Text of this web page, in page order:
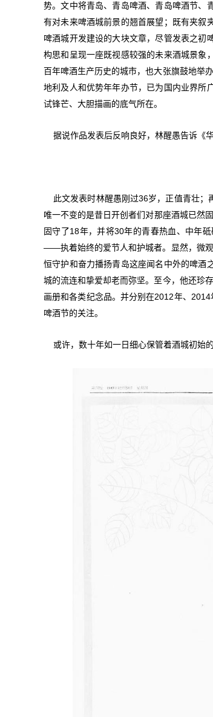
势。文中将青岛、青岛啤酒、青岛啤酒节、
有对未来啤酒城前景的翘首展望；既有夹叙
啤酒城开发建设的大块文章，尽管发表之初
构思和呈现一座既视感较强的未来酒城景象
百年啤酒生产历史的城市，也大张旗鼓地举
地利及人和优势年年办节，已为国内业界所
试锋芒、大胆描画的底气所在。
据说作品发表后反响良好，林醒愚告诉《
此文发表时林醒愚刚过36岁，正值青壮；
唯一不变的是昔日开创者们对那座酒城已然
固守了18年，并将30年的青春热血、中年
——执着始终的爱节人和护城者。显然，微观
恒守护和奋力播扬青岛这座闻名中外的啤酒
城的流连和挚爱却老而弥坚。至今，他还珍
画册和各类纪念品。并分别在2012年、
啤酒节的关注。
或许，数十年如一日细心保管着酒城初始